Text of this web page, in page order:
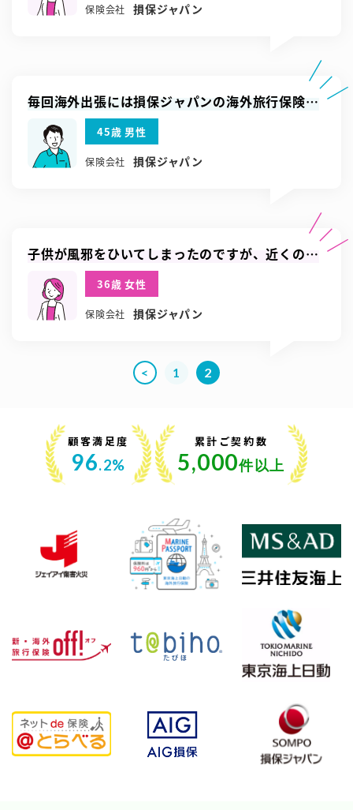
保険会社 損保ジャパン
毎回海外出張には損保ジャパンの海外旅行保険を
使っています。申し込み手続きも簡単です。
45歳 男性
保険会社 損保ジャパン
子供が風邪をひいてしまったのですが、近くの病
院を教えてくださり親身に対応いただけました
36歳 女性
保険会社 損保ジャパン
< 1 2
顧客満足度
96.2%
累計ご契約数
5,000件以上